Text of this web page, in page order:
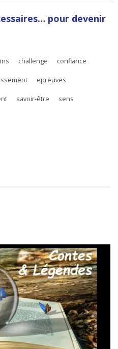
pour devenir
challenge confiance
epreuves
savoir-être sens